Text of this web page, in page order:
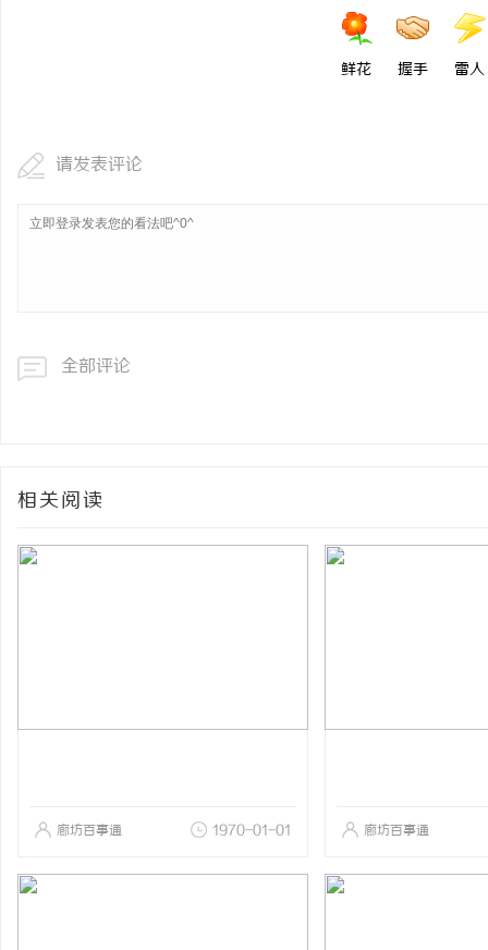
鲜花 握手 雷人
请发表评论
全部评论
相关阅读
廊坊百事通 1970-01-01 廊坊百事通